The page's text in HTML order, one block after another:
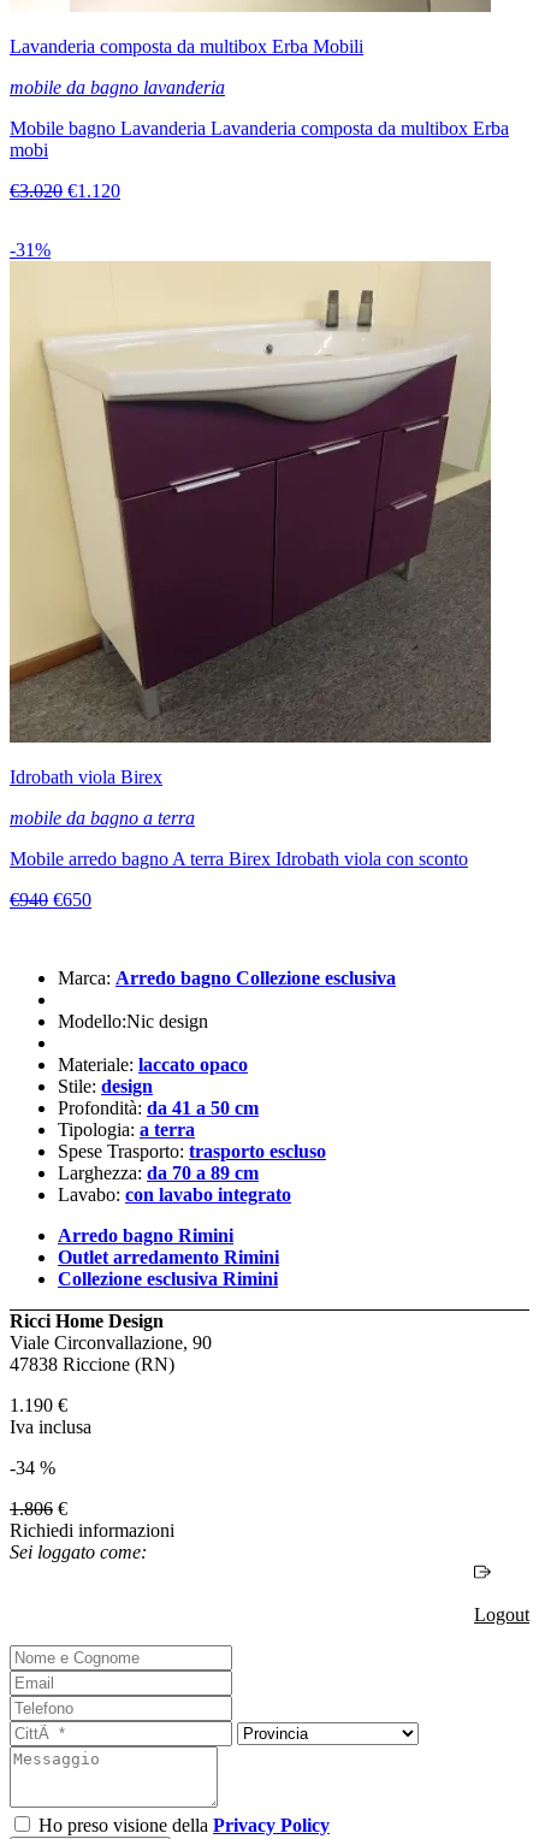
Lavanderia composta da multibox Erba Mobili
mobile da bagno lavanderia
Mobile bagno Lavanderia Lavanderia composta da multibox Erba
mobi
€3.020 €1.120
-31%
Idrobath viola Birex
mobile da bagno a terra
Mobile arredo bagno A terra Birex Idrobath viola con sconto
€940 €650
Marca: Arredo bagno Collezione esclusiva
Modello:Nic design
Materiale: laccato opaco
Stile: design
Profondità: da 41 a 50 cm
Tipologia: a terra
Spese Trasporto: trasporto escluso
Larghezza: da 70 a 89 cm
Lavabo: con lavabo integrato
Arredo bagno Rimini
Outlet arredamento Rimini
Collezione esclusiva Rimini
Ricci Home Design
Viale Circonvallazione, 90
47838 Riccione (RN)
1.190 €
Iva inclusa
-34 %
1.806 €
Richiedi informazioni
Sei loggato come:
Logout
Ho preso visione della Privacy Policy